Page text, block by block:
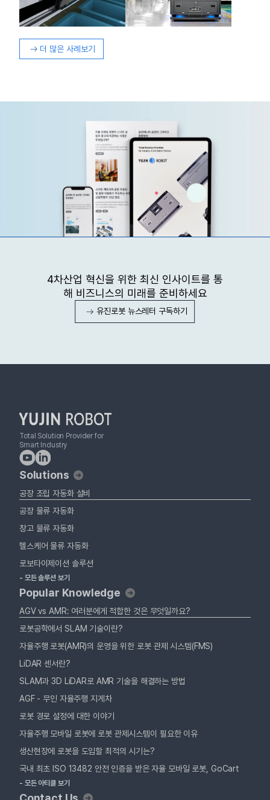
이 지난 현재, 물류 창고에서는
상당한 개선이 이루어졌습니다.
더 많은 사례보기
4차산업 혁신을 위한 최신 인사이트를 통
해 비즈니스의 미래를 준비하세요
유진로봇 뉴스레터 구독하기
Total Solution Provider for
Smart Industry
Solutions
공장 조립 자동화 설비
공장 물류 자동화
창고 물류 자동화
헬스케어 물류 자동화
로보타이제이션 솔루션
- 모든 솔루션 보기
Popular Knowledge
AGV vs AMR: 여러분에게 적합한 것은 무엇일까요?
로봇공학에서 SLAM 기술이란?
자율주행 로봇(AMR)의 운영을 위한 로봇 관제 시스템(FMS)
LiDAR 센서란?
SLAM과 3D LiDAR로 AMR 기술을 해결하는 방법
AGF - 무인 자율주행 지게차
로봇 경로 설정에 대한 이야기
자율주행 모바일 로봇에 로봇 관제시스템이 필요한 이유
생산현장에 로봇을 도입할 최적의 시기는?
국내 최초 ISO 13482 안전 인증을 받은 자율 모바일 로봇, GoCart
- 모든 아티클 보기